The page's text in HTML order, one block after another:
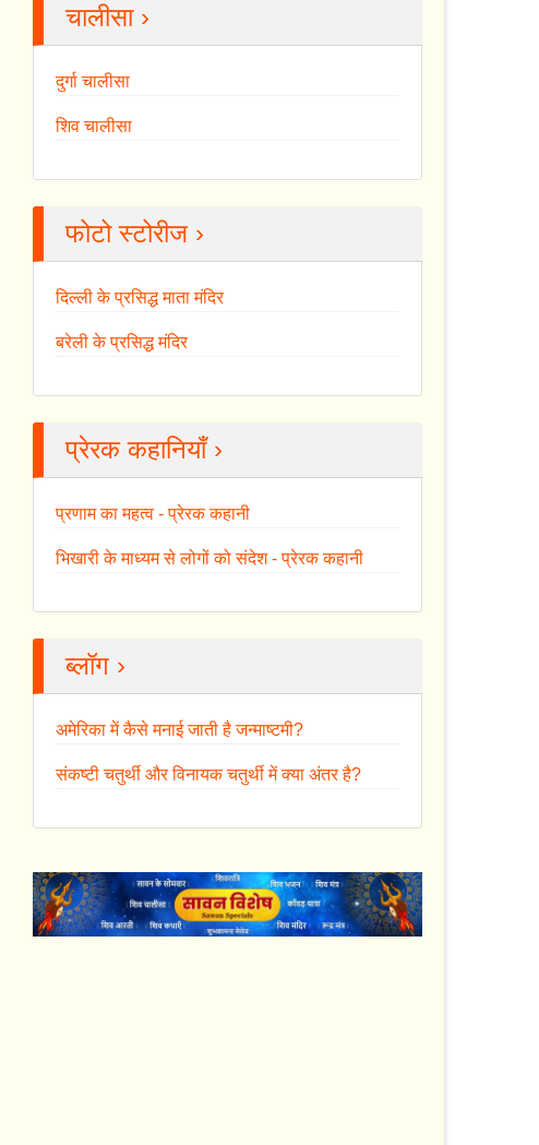
चालीसा ›
दुर्गा चालीसा
शिव चालीसा
फोटो स्टोरीज ›
दिल्ली के प्रसिद्ध माता मंदिर
बरेली के प्रसिद्ध मंदिर
प्रेरक कहानियाँ ›
प्रणाम का महत्व - प्रेरक कहानी
भिखारी के माध्यम से लोगों को संदेश - प्रेरक कहानी
ब्लॉग ›
अमेरिका में कैसे मनाई जाती है जन्माष्टमी?
संकष्टी चतुर्थी और विनायक चतुर्थी में क्या अंतर है?